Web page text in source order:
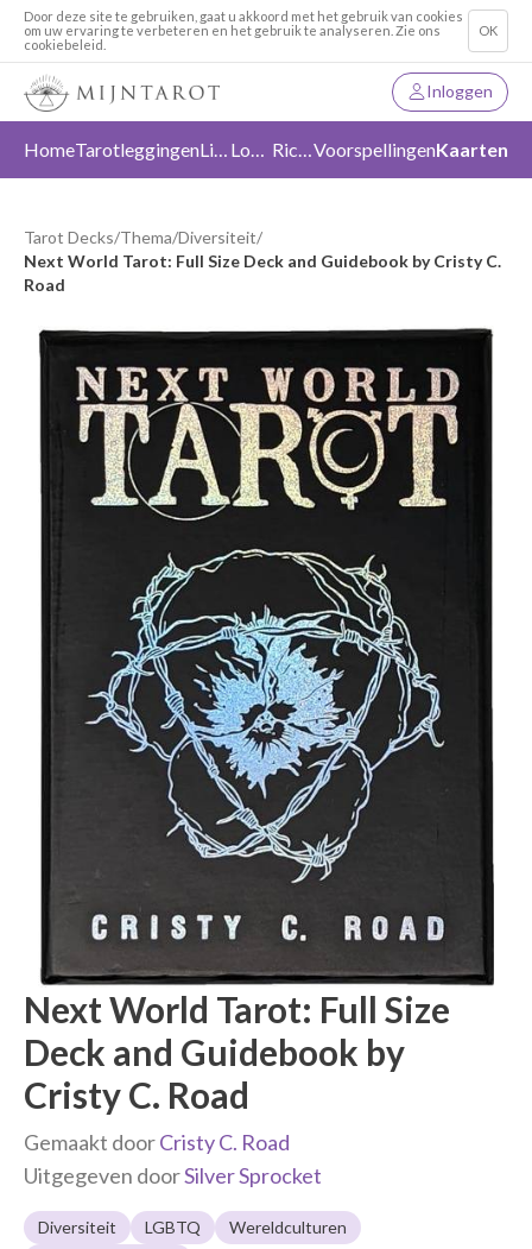
Door deze site te gebruiken, gaat u akkoord met het gebruik van cookies
om uw ervaring te verbeteren en het gebruik te analyseren. Zie ons
cookiebeleid.
OK
Inloggen
HomeTarotleggingen Liefde Loslaten RichtingVoorspellingenKaarten
Tarot Decks/Thema/Diversiteit/
Next World Tarot: Full Size Deck and Guidebook by Cristy C.
Road
Next World Tarot: Full Size
Deck and Guidebook by
Cristy C. Road
Gemaakt doorCristy C. Road
Uitgegeven doorSilver Sprocket
Diversiteit LGBTQ
Wereldculturen